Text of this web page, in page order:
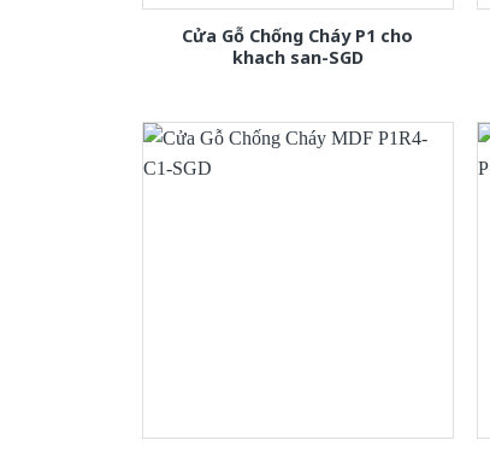
Cửa Gỗ Chống Cháy P1 cho
khach san-SGD